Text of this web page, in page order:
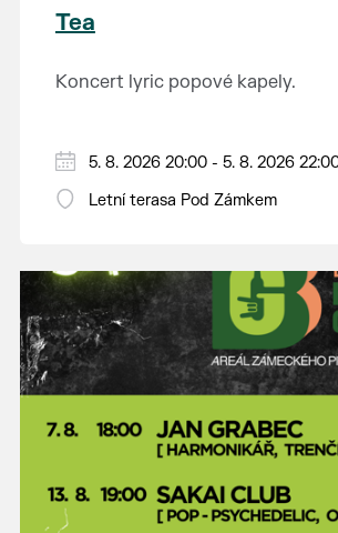
Tea
Koncert lyric popové kapely.
5. 8. 2026 20:00 - 5. 8. 2026
Letní terasa Pod Zámkem